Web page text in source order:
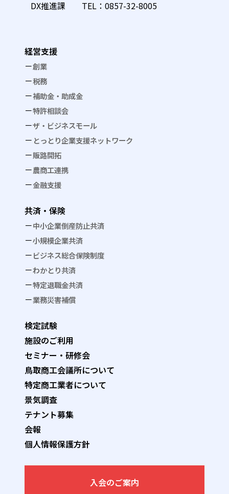
DX推進課 TEL： 0857-32-8005
経営支援
創業
税務
補助金・助成金
特許相談会
ザ・ビジネスモール
とっとり企業支援ネットワーク
販路開拓
農商工連携
金融支援
共済・保険
中小企業倒産防止共済
小規模企業共済
ビジネス総合保険制度
わかとり共済
特定退職金共済
業務災害補償
検定試験
施設のご利用
セミナー・研修会
鳥取商工会議所について
特定商工業者について
景気調査
テナント募集
会報
個人情報保護方針
入会のご案内